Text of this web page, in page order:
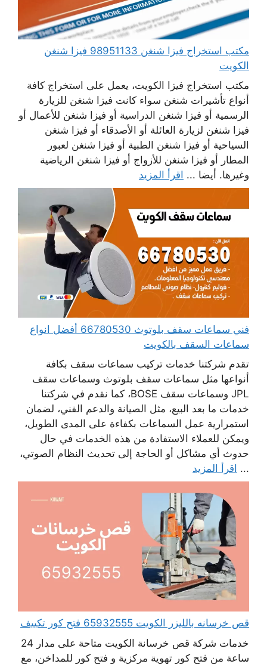
مكتب استخراج فيزا شنغن 98951133 فيزا شنغن
الكويت
مكتب استخراج فيزا الكويت، يعمل على استخراج كافة
أنواع تأشيرات شنغن سواء كانت فيزا شنغن للزيارة
الرسمية أو فيزا شنغن الدراسية أو فيزا شنغن للأعمال أو
فيزا شنغن لزيارة العائلة أو الأصدقاء أو فيزا شنغن
السياحية أو فيزا شنغن الطبية أو فيزا شنغن لعبور
المطار أو فيزا شنغن للأزواج أو فيزا شنغن الرياضية
وغيرها. أيضا ... اقرأ المزيد
فني سماعات سقف بلوتوث 66780530 أفضل انواع
سماعات السقف بالكويت
تقدم شركتنا خدمات تركيب سماعات سقف بكافة
أنواعها مثل سماعات سقف بلوتوث وسماعات سقف
JPL وسماعات سقف BOSE، كما نقدم في شركتنا
خدمات ما بعد البيع، مثل الصيانة والدعم الفني، لضمان
استمرارية عمل السماعات بكفاءة على المدى الطويل،
ويمكن للعملاء الاستفادة من هذه الخدمات في حال
حدوث أي مشاكل أو الحاجة إلى تحديث النظام الصوتي،
... اقرأ المزيد
قص خرسانه بالليزر الكويت 65932555 فتح كور تكييف
خدمات شركة قص خرسانة الكويت متاحة على مدار 24
ساعة من فتح كور تهوية مركزية و فتح كور للمداخن، مع